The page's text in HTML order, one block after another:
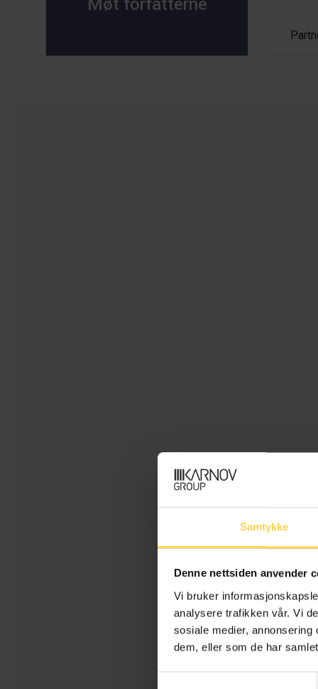
Samtykke
Denne nettsiden anvender
Vi bruker
analysere trafikken vår. Vi
sosiale medier,
dem, eller som de har
Møt forfatterne